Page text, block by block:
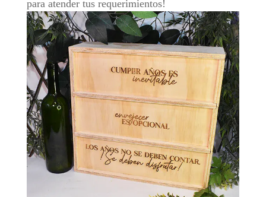
para atender tus requerimientos!